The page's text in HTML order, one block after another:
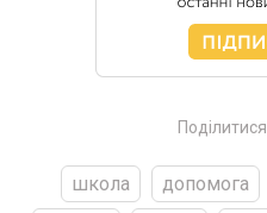
Поділитися
школа допомога